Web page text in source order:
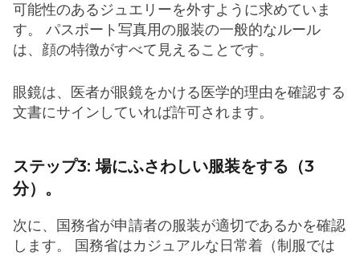
可能性のあるジュエリーを外すように求めていま
す。 パスポート写真用の服装の一般的なルール
は、顔の特徴がすべて見えることです。
眼鏡は、医者が眼鏡をかける医学的理由を確認する
文書にサインしていれば許可されます。
ステップ3: 場にふさわしい服装をする（3
分）。
次に、国務省が申請者の服装が適切であるかを確認
します。 国務省はカジュアルな日常着（制服では